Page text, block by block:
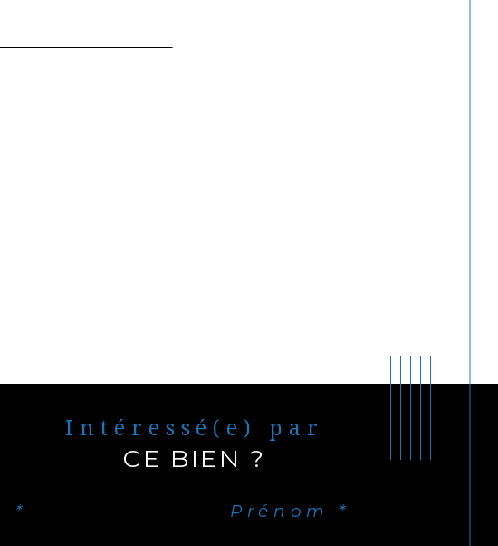
Intéressé(e) par
CE BIEN ?
* Prénom *